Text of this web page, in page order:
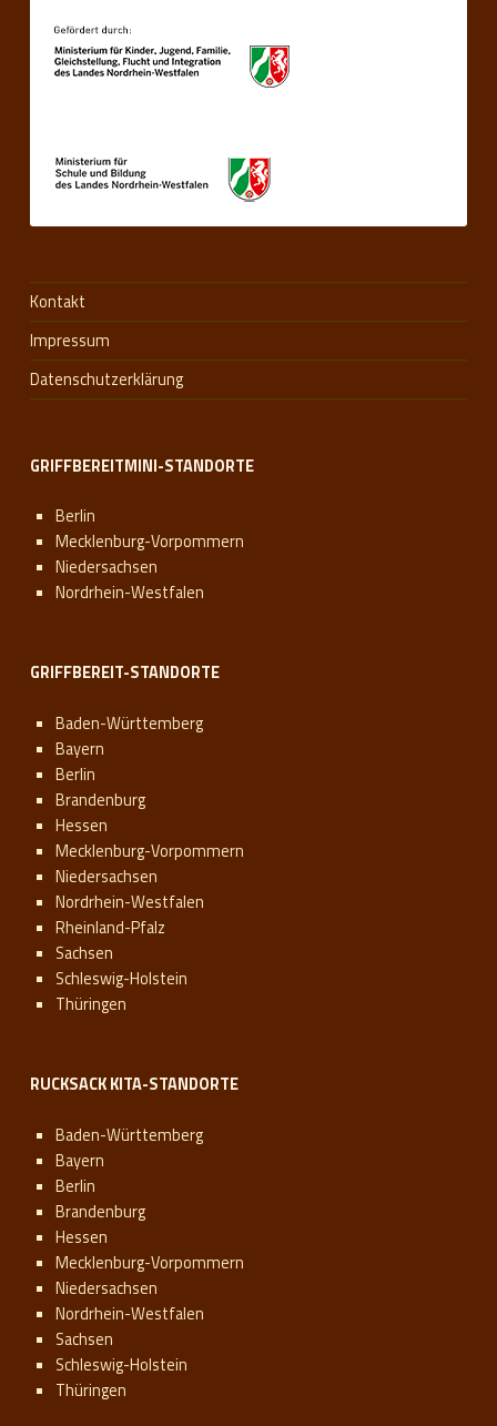
Kontakt
Impressum
Datenschutzerklärung
GRIFFBEREITMINI-STANDORTE
Berlin
Mecklenburg-Vorpommern
Niedersachsen
Nordrhein-Westfalen
GRIFFBEREIT-STANDORTE
Baden-Württemberg
Bayern
Berlin
Brandenburg
Hessen
Mecklenburg-Vorpommern
Niedersachsen
Nordrhein-Westfalen
Rheinland-Pfalz
Sachsen
Schleswig-Holstein
Thüringen
RUCKSACK KITA-STANDORTE
Baden-Württemberg
Bayern
Berlin
Brandenburg
Hessen
Mecklenburg-Vorpommern
Niedersachsen
Nordrhein-Westfalen
Sachsen
Schleswig-Holstein
Thüringen